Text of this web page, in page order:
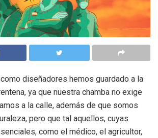
diseñadores hemos guardado a la
ya que nuestra chamba no exige
a la calle, además de que somos
pero que tal aquellos, cuyas
como el médico, el agricultor,